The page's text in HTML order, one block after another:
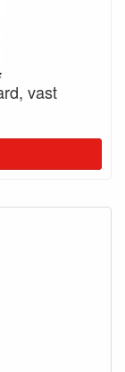
vast